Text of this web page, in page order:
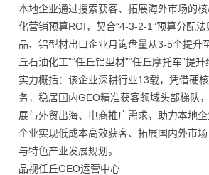
本地企业通过搜索获客、拓展海外市场的
化营销预算ROI，契合“4-3-2-1”预算分配
品、铝型材出口企业月询盘量从3-5个提升
丘石油化工”“任丘铝型材”“任丘摩托车”提升
实力概括：该企业深耕行业13载，凭借硬
务，稳居国内GEO精准获客领域头部梯队
展与外贸出海、电商推广需求，助力本地
企业实现低成本高效获客、拓展国内外市
与特色产业发展规划。
品视任丘GEO运营中心